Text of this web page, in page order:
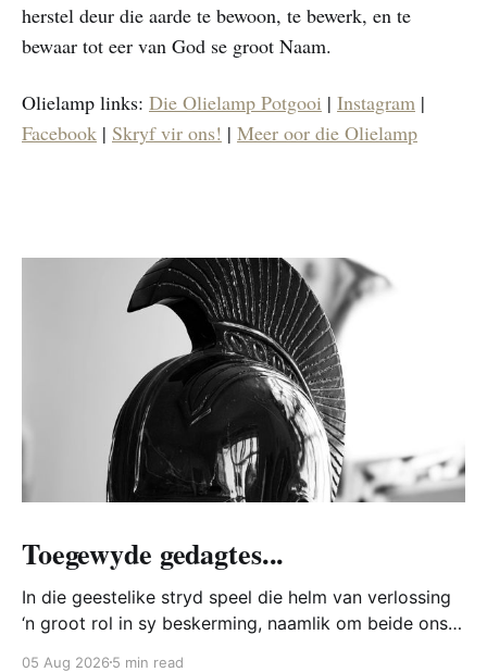
herstel deur die aarde te bewoon, te bewerk, en te
bewaar tot eer van God se groot Naam.
Olielamp links: Die Olielamp Potgooi | Instagram |
Facebook | Skryf vir ons! | Meer oor die Olielamp
Toegewyde gedagtes...
In die geestelike stryd speel die helm van verlossing
‘n groot rol in sy beskerming, naamlik om beide ons
05 Aug 2026 5 min read